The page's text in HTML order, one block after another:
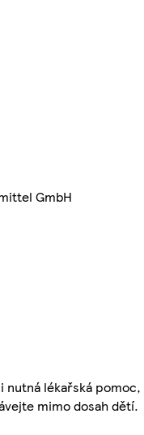
GmbH
nutná lékařská
mimo dosah dětí.